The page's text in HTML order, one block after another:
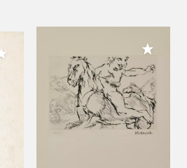
Meiner Sammlung hinzufügen Meiner